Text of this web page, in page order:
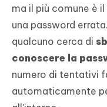
ma il più comune è
una password
qualcuno cerca di
conoscere la
numero di tentativi
automaticamente